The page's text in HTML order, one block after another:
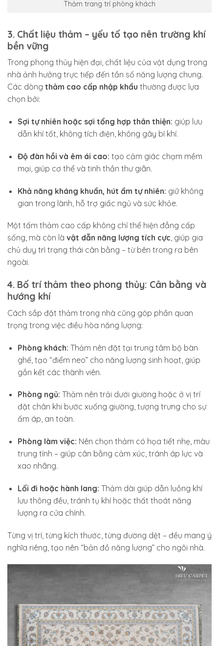
Thảm trang trí phòng khách
3. Chất liệu thảm – yếu tố tạo nên trường khí
bền vững
Trong phong thủy hiện đại, chất liệu của vật dụng trong
nhà ảnh hưởng trực tiếp đến tần số năng lượng chung.
Các dòng thảm cao cấp nhập khẩu thường được lựa
chọn bởi:
Sợi tự nhiên hoặc sợi tổng hợp thân thiện: giúp lưu
dẫn khí tốt, không tích điện, không gây bí khí.
Độ đàn hồi và êm ái cao: tạo cảm giác chạm mềm
mại, giúp cơ thể và tinh thần thư giãn.
Khả năng kháng khuẩn, hút ẩm tự nhiên: giữ không
gian trong lành, hỗ trợ giấc ngủ và sức khỏe.
Một tấm thảm cao cấp không chỉ thể hiện đẳng cấp
sống, mà còn là vật dẫn năng lượng tích cực, giúp gia
chủ duy trì trạng thái cân bằng – từ bên trong ra bên
ngoài.
4. Bố trí thảm theo phong thủy: Cân bằng và
hướng khí
Cách sắp đặt thảm trong nhà cũng góp phần quan
trọng trong việc điều hòa năng lượng:
Phòng khách: Thảm nên đặt tại trung tâm bộ bàn
ghế, tạo “điểm neo” cho năng lượng sinh hoạt, giúp
gắn kết các thành viên.
Phòng ngủ: Thảm nên trải dưới giường hoặc ở vị trí
đặt chân khi bước xuống giường, tượng trưng cho sự
ấm áp, an toàn.
Phòng làm việc: Nên chọn thảm có họa tiết nhẹ, màu
trung tính – giúp cân bằng cảm xúc, tránh áp lực và
xao nhãng.
Lối đi hoặc hành lang: Thảm dài giúp dẫn luồng khí
lưu thông đều, tránh tụ khí hoặc thất thoát năng
lượng ra cửa chính.
Từng vị trí, từng kích thước, từng đường dệt – đều mang ý
nghĩa riêng, tạo nên “bản đồ năng lượng” cho ngôi nhà.